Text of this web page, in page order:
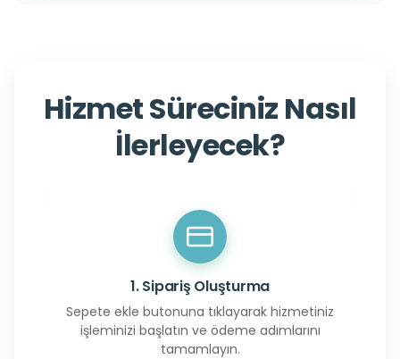
Hizmet Süreciniz Nasıl
İlerleyecek?
1. Sipariş Oluşturma
Sepete ekle butonuna tıklayarak hizmetiniz
işleminizi başlatın ve ödeme adımlarını
tamamlayın.